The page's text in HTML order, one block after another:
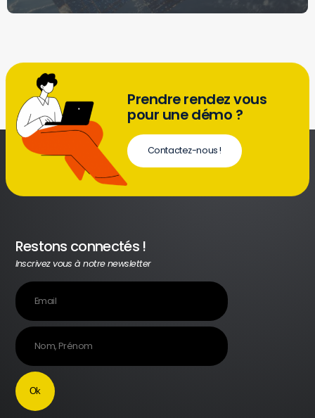
Prendre rendez vous
pour une démo ?
Contactez-nous !
Restons connectés !
Inscrivez vous à notre newsletter